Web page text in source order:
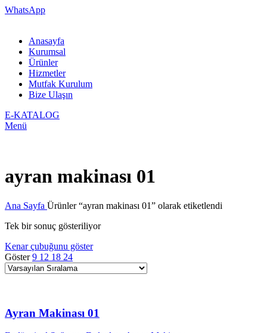
WhatsApp
Anasayfa
Kurumsal
Ürünler
Hizmetler
Mutfak Kurulum
Bize Ulaşın
E-KATALOG
Menü
ayran makinası 01
Ana Sayfa Ürünler “ayran makinası 01” olarak etiketlendi
Tek bir sonuç gösteriliyor
Kenar çubuğunu göster
Göster9 12 18 24
Ayran Makinası 01